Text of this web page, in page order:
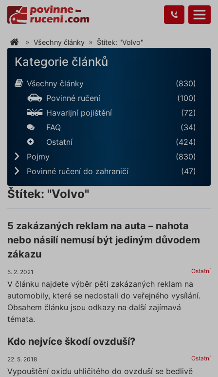
Všechny články Štítek: "Volvo"
Kategorie článků
Všechny články
(830)
Povinné ručení
(100)
Havarijní pojištění
(72)
FAQ
(34)
Ostatní
(424)
Pojmy
(830)
Povinné ručení do zahraničí
(47)
Štítek: "Volvo"
5 zakázaných reklam na auta – nahota
nebo násilí nemusí být jediným důvodem
zákazu
5. 2. 2021 Ostatní
V článku najdete výběr pěti zakázaných reklam na
automobily, které se nedostali do veřejného vysílání.
Obsahem článku jsou odkazy na další zajímavá
témata.
Kdo nejvíce škodí ovzduší?
22. 5. 2018 Ostatní
Vypouštění oxidu uhličitého do ovzduší se bedlivě